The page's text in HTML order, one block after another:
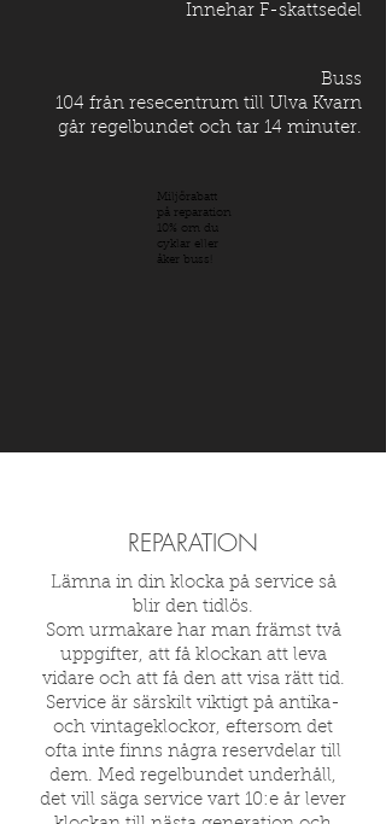
Innehar F-skattsedel
Buss
104 från resecentrum till Ulva Kvarn
går regelbundet och tar 14 minuter.
Miljörabatt
på reparation
10% om du
cyklar eller
åker buss!
REPARATION
Lämna in din klocka på service så
blir den tidlös.
Som urmakare har man främst två
uppgifter, att få klockan att leva
vidare och att få den att visa rätt tid.
Service är särskilt viktigt på antika-
och vintageklockor, eftersom det
ofta inte finns några reservdelar till
dem. Med regelbundet underhåll,
det vill säga service vart 10:e år lever